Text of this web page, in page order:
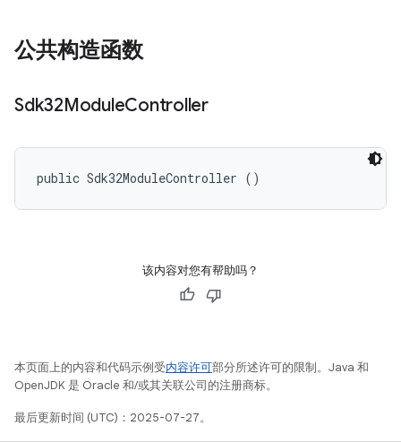
公共构造函数
Sdk32ModuleController
public Sdk32ModuleController ()
该内容对您有帮助吗？
本页面上的内容和代码示例受内容许可部分所述许可的限制。Java 和
OpenJDK 是 Oracle 和/或其关联公司的注册商标。
最后更新时间 (UTC)：2025-07-27。